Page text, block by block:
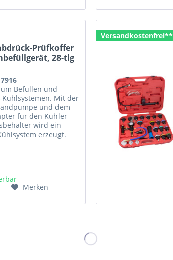
Prüfkoffer
28-tlg
Befüllen und
Kühlsystemen. Mit der
und dem
für den Kühler
wird ein
erzeugt.
Merken
Versandkostenfrei**